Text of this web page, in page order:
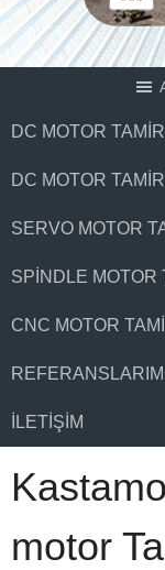
DC MOTOR
DC MOTOR TAMIRI
SERVO MOTOR
SPINDLE MOTOR
CNC MOTOR
İLETIŞIM
motor